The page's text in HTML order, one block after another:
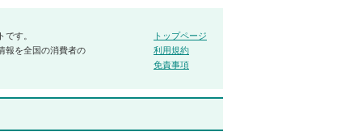
す。
報を全国の消費者の
トップページ
利用規約
免責事項